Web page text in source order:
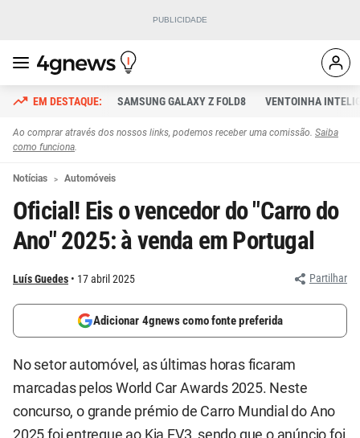
SAMSUNG GALAXY Z FOLD8 VENTOINHA
Ao comprar através dos nossos links, podemos receber uma comissão. Saiba
como funciona.
Notícias Automóveis
Oficial! Eis o vencedor do "Carro do
Ano" 2025: à venda em Portugal
Luís Guedes 17 abril 2025 Partilhar
Adicionar 4gnews como fonte preferida
No setor automóvel, as últimas horas ficaram
marcadas pelos World Car Awards 2025. Neste
concurso, o grande prémio de Carro Mundial do Ano
2025 foi entregue ao Kia EV3, sendo que o anúncio foi